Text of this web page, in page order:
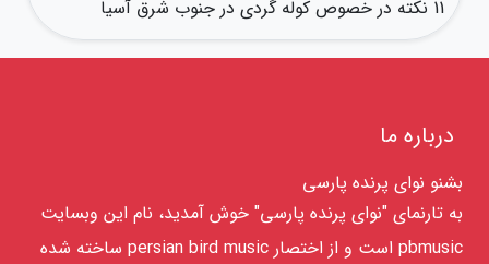
11 نکته در خصوص کوله گردی در جنوب شرق آسیا
درباره ما
بشنو نوای پرنده پارسی
به تارنمای "نوای پرنده پارسی" خوش آمدید، نام این وبسایت
pbmusic است و از اختصار persian bird music ساخته شده